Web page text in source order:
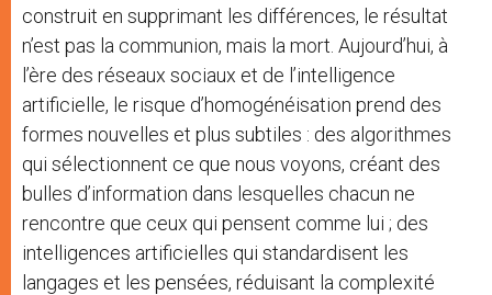
construit en supprimant les différences, le résultat
n’est pas la communion, mais la mort. Aujourd’hui, à
l’ère des réseaux sociaux et de l’intelligence
artificielle, le risque d’homogénéisation prend des
formes nouvelles et plus subtiles : des algorithmes
qui sélectionnent ce que nous voyons, créant des
bulles d’information dans lesquelles chacun ne
rencontre que ceux qui pensent comme lui ; des
intelligences artificielles qui standardisent les
langages et les pensées, réduisant la complexité